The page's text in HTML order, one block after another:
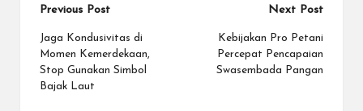
Post
navigation
Previous Post
Jaga Kondusivitas di
Momen Kemerdekaan,
Stop Gunakan Simbol
Bajak Laut
Next Post
Kebijakan Pro Petani
Percepat Pencapaian
Swasembada Pangan